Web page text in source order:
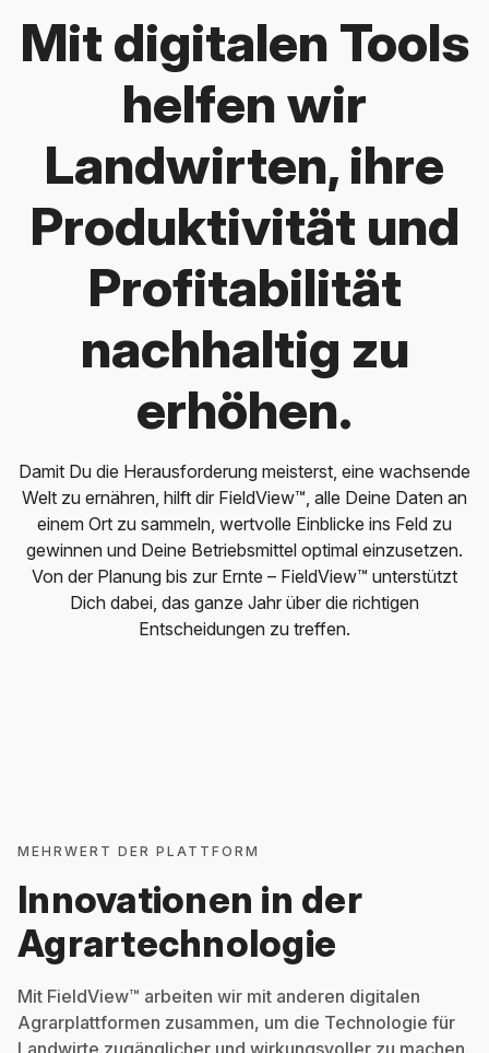
Mit digitalen Tools
helfen wir
Landwirten, ihre
Produktivität und
Profitabilität
nachhaltig zu
erhöhen.
Damit Du die Herausforderung meisterst, eine wachsende
Welt zu ernähren, hilft dir FieldView™, alle Deine Daten an
einem Ort zu sammeln, wertvolle Einblicke ins Feld zu
gewinnen und Deine Betriebsmittel optimal einzusetzen.
Von der Planung bis zur Ernte – FieldView™ unterstützt
Dich dabei, das ganze Jahr über die richtigen
Entscheidungen zu treffen.
MEHRWERT DER PLATTFORM
Innovationen in der
Agrartechnologie
Mit FieldView™ arbeiten wir mit anderen digitalen
Agrarplattformen zusammen, um die Technologie für
Landwirte zugänglicher und wirkungsvoller zu machen.